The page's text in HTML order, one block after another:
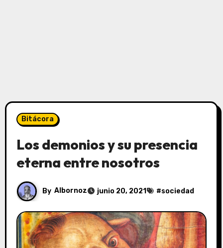
Bitácora
Los demonios y su presencia
eterna entre nosotros
By Albornoz junio 20, 2021 #sociedad